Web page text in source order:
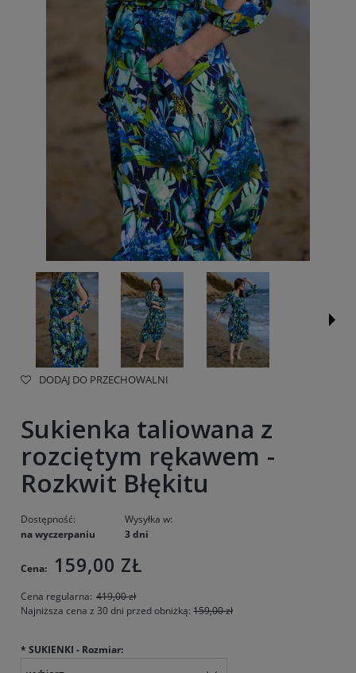
DODAJ DO PRZECHOWALNI
Sukienka taliowana z
rozciętym rękawem -
Rozkwit Błękitu
Dostępność:
na wyczerpaniu
Wysyłka w:
3 dni
Cena: 159,00 ZŁ
Cena regularna: 419,00 zł
Najniższa cena z 30 dni przed obniżką: 159,00 zł
* SUKIENKI - Rozmiar: